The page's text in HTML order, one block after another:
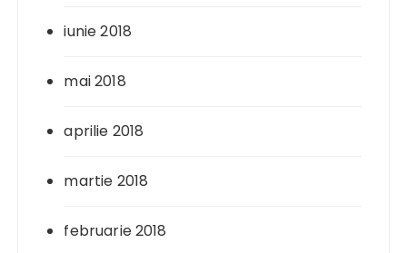
iunie 2018
mai 2018
aprilie 2018
martie 2018
februarie 2018